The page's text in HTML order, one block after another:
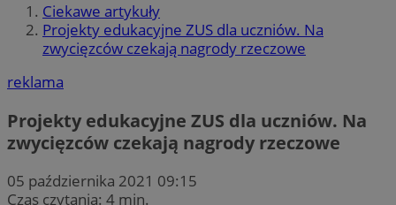
Ciekawe artykuły
Projekty edukacyjne ZUS dla uczniów. Na
zwycięzców czekają nagrody rzeczowe
reklama
Projekty edukacyjne ZUS dla uczniów. Na
zwycięzców czekają nagrody rzeczowe
05 października 2021 09:15
Czas czytania: 4 min.